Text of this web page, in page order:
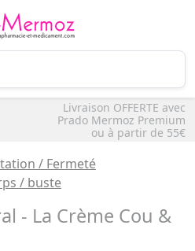
Livraison OFFERTE avec
Prado Mermoz Premium
ou à partir de 55€
/ Fermeté
/ buste
- La Crème Cou &